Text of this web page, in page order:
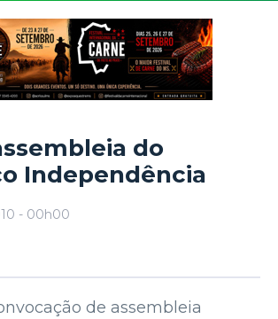
do
Independência
- 00h00
de assembleia